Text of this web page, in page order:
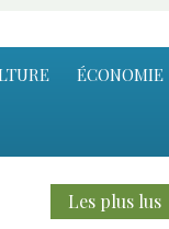
ÉCONOMIE
Les plus lus